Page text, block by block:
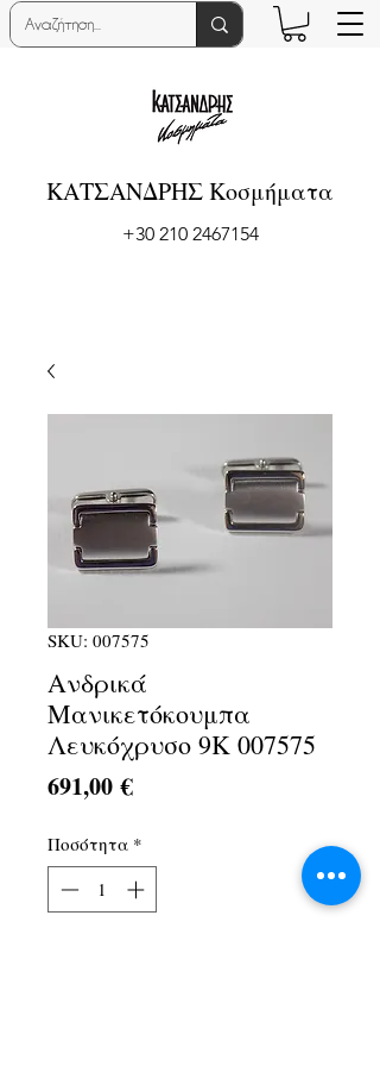
ΚΑΤΣΑΝΔΡΗΣ Κοσμήματα
+30 210 2467154
SKU: 007575
Ανδρικά
Μανικετόκουμπα
Λευκόχρυσο 9Κ 007575
691,00 €Τιμή
Ποσότητα *